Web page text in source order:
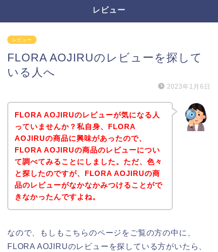
レビュー
レビュー
FLORA AOJIRUのレビューを探して
いる人へ
2023年1月6日
FLORA AOJIRUのレビューが気になる人
っていませんか？私自身、FLORA
AOJIRUの商品に興味があったので、
FLORA AOJIRUの商品のレビューについ
て調べてみることにしました。ただ、色々
と探したのですが、FLORA AOJIRUの商
品のレビューがなかなかみつけることがで
きなかったんですよね。
なので、もしもこちらのページをご覧の方の中に、
FLORA AOJIRUのレビューを探している方がいたら、